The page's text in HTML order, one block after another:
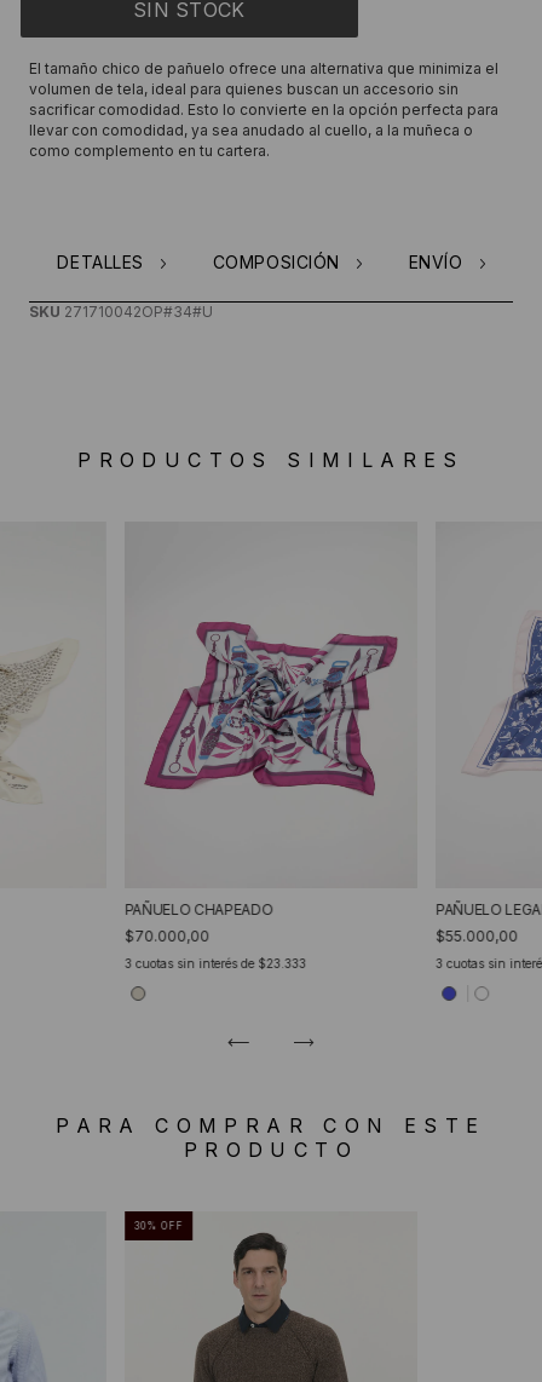
El tamaño chico de pañuelo ofrece una alternativa que minimiza el
volumen de tela, ideal para quienes buscan un accesorio sin
sacrificar comodidad. Esto lo convierte en la opción perfecta para
llevar con comodidad, ya sea anudado al cuello, a la muñeca o
como complemento en tu cartera.
DETALLES COMPOSICIÓN ENVÍO
SKU 271710042OP#34#U
PRODUCTOS SIMILARES
PAÑUELO CHAPEADO
$70.000,00
3 cuotas sin interés de $23.333
PAÑUELO
$55.000,00
3cuotas sin
PARA COMPRAR CON ESTE
PRODUCTO
30% OFF